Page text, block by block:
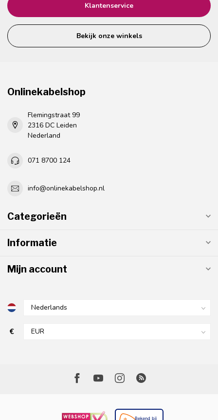
Klantenservice
Bekijk onze winkels
Onlinekabelshop
Flemingstraat 99
2316 DC Leiden
Nederland
071 8700 124
info@onlinekabelshop.nl
Categorieën
Informatie
Mijn account
€